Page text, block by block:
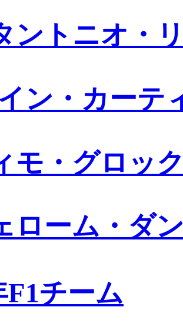
ントニオ・
ン・カーテ
モ・グロッ
ローム・ダ
F1チーム